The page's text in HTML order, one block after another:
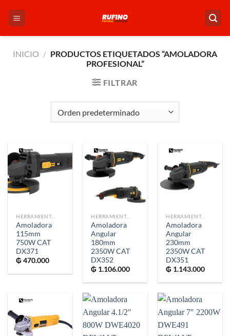
INICIO / PRODUCTOS ETIQUETADOS “AMOLADORA
PROFESIONAL”
FILTRAR
HERRAMIENTAS
Amoladora
115mm
750W CAT
DX371
₲ 470.000
HERRAMIENTAS
Amoladora
Angular
180mm
2350W CAT
DX352
₲ 1.106.000
HERRAMIENTAS
Amoladora
Angular
230mm
2350W CAT
DX351
₲ 1.143.000